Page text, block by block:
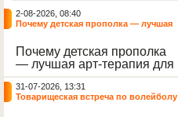
2-08-2026, 08:40
Почему детская прополка — лучшая
Почему детская прополка
— лучшая арт-терапия для
воспитателя?
31-07-2026, 13:31
Товарищеская встреча по волейболу